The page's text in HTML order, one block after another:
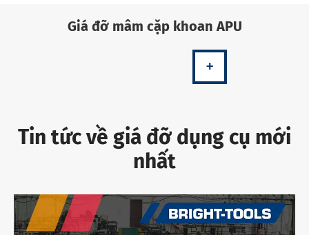
Giá đỡ mâm cặp khoan APU
+
Tin tức về giá đỡ dụng cụ mới
nhất